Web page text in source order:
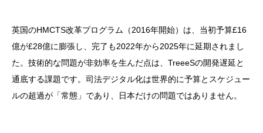
英国のHMCTS改革プログラム（2016年開始）は、当初予算£16
億が£28億に膨張し、完了も2022年から2025年に延期されまし
た。技術的な問題が非効率を生んだ点は、TreeeSの開発遅延と
通底する課題です。司法デジタル化は世界的に予算とスケジュー
ルの超過が「常態」であり、日本だけの問題ではありません。